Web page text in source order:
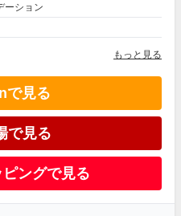
ーション
もっと見る
で見る
で見る
ングで見る